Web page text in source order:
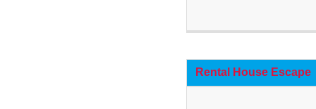
Rental House Escape